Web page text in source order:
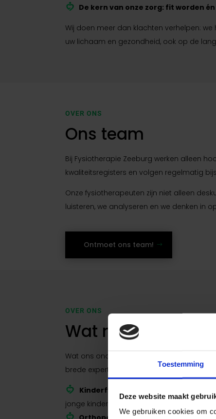
Toestemming
Deze website maakt
We gebruiken cookies om
De kern van onze zorg: fit worden
Wij doen meer dan klachten verhelpen:
uw lichaam en gezondheid, ook op de
OVER ONS
Ons team
Bij Fysiotherapie Zeeburg werken alleen
kwaliteitsregisters en volgen regelmatig
Onze fysiotherapeuten zijn niet alleen
luisteren, we analyseren en we denken in
Ontmoet ons team!
OVER ONS
Wat maakt ons
Wat ons onderscheidt van andere
brede expertise én persoonlijke
Kinderfysiotherapie:
jonge kinderen